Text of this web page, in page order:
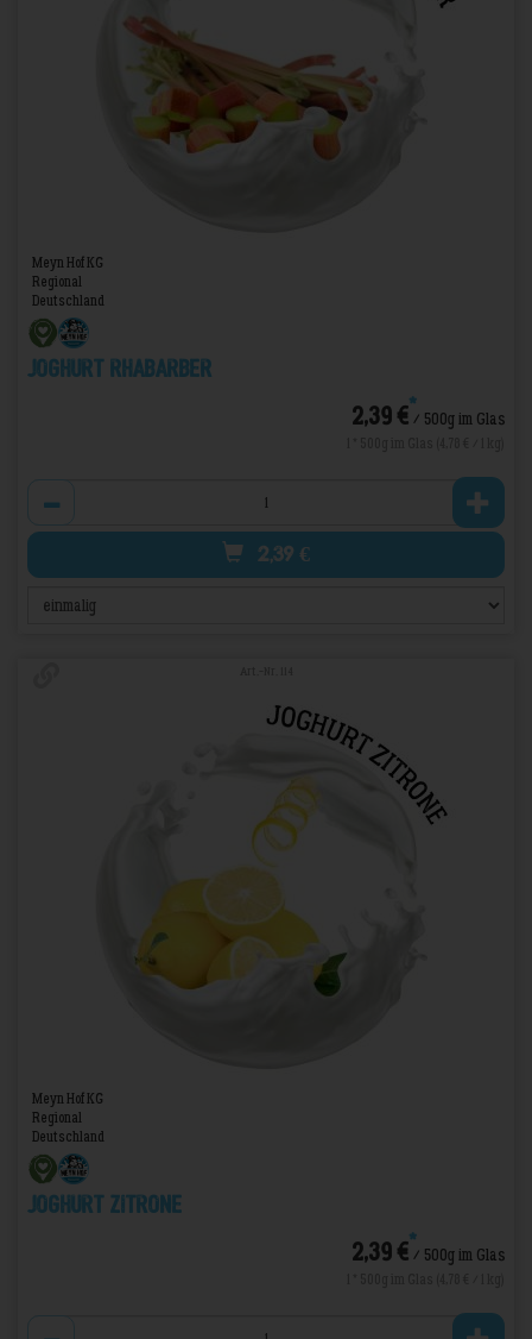
Meyn Hof KG
Regional
Deutschland
Joghurt Rhabarber
2,39 €*/ 500g im Glas
2,39 €
Meyn Hof KG
Regional
Deutschland
Joghurt Zitrone
2,39 €*/ 500g im Glas